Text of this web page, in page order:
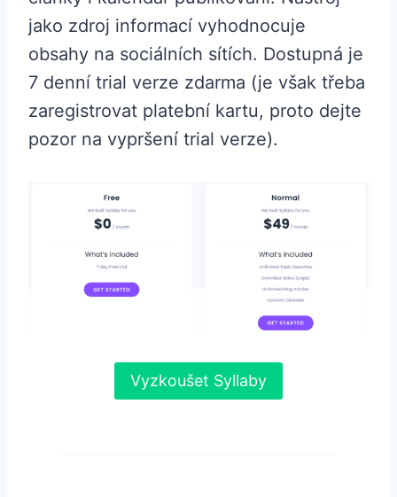
jako zdroj informací vyhodnocuje
obsahy na sociálních sítích. Dostupná je
7 denní trial verze zdarma (je však třeba
zaregistrovat platební kartu, proto dejte
pozor na vypršení trial verze).
Vyzkoušet Syllaby